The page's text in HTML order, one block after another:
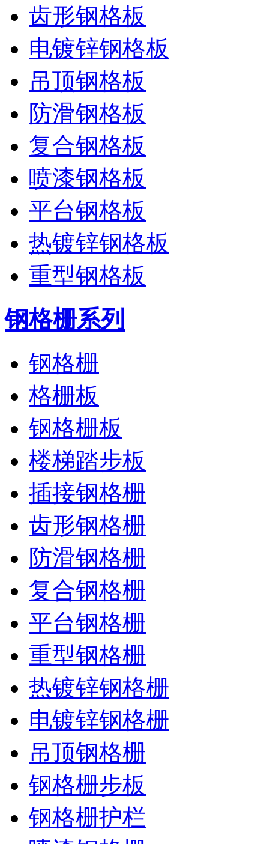
齿形钢格板
电镀锌钢格板
吊顶钢格板
防滑钢格板
复合钢格板
喷漆钢格板
平台钢格板
热镀锌钢格板
重型钢格板
钢格栅系列
钢格栅
格栅板
钢格栅板
楼梯踏步板
插接钢格栅
齿形钢格栅
防滑钢格栅
复合钢格栅
平台钢格栅
重型钢格栅
热镀锌钢格栅
电镀锌钢格栅
吊顶钢格栅
钢格栅步板
钢格栅护栏